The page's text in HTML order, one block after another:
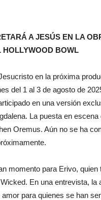
A JESÚS EN LA
HOLLYWOOD BOWL
en la próxima
del 1 al 3 de agosto de
en una versión
La puesta en
Oremus. Aún no se ha
momento para Erivo,
En una entrevista,
para quienes se han